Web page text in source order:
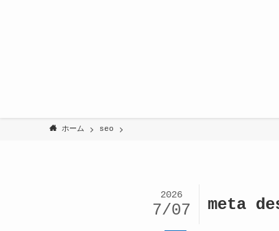
ホーム seo
meta
2026
7/07